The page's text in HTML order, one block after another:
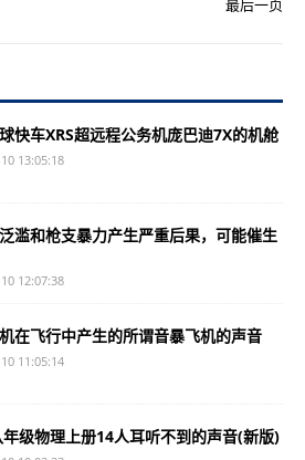
最后一页
快车XRS超远程公务机庞巴迪7X的机舱
13:05:18
滥和枪支暴力产生严重后果，可能催生
12:07:38
在飞行中产生的所谓音暴飞机的声音
11:05:14
级物理上册14人耳听不到的声音(新版)